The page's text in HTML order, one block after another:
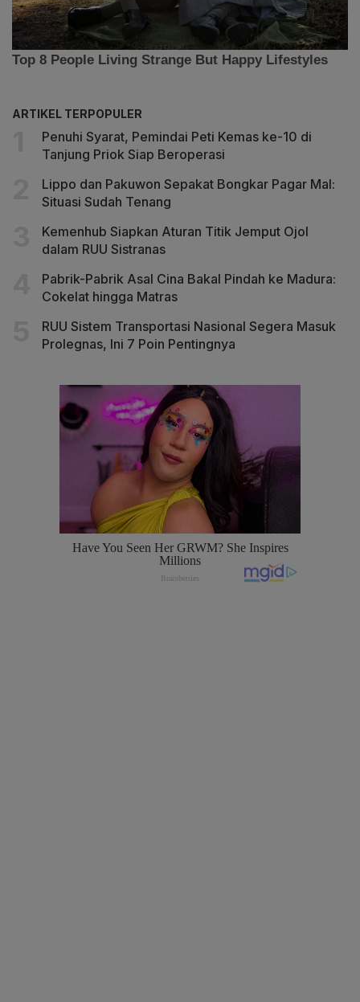
ARTIKEL TERPOPULER
Penuhi Syarat, Pemindai Peti Kemas ke-10 di
Tanjung Priok Siap Beroperasi
Lippo dan Pakuwon Sepakat Bongkar Pagar Mal:
Situasi Sudah Tenang
Kemenhub Siapkan Aturan Titik Jemput Ojol
dalam RUU Sistranas
Pabrik-Pabrik Asal Cina Bakal Pindah ke Madura:
Cokelat hingga Matras
RUU Sistem Transportasi Nasional Segera Masuk
Prolegnas, Ini 7 Poin Pentingnya